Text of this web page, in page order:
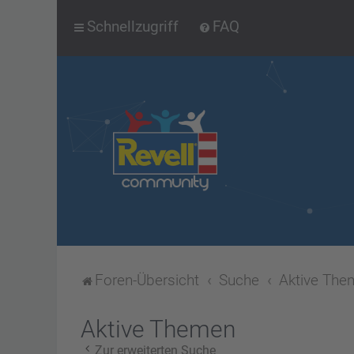
Schnellzugriff FAQ
Foren-Übersicht Suche Aktive
Aktive Themen
Zur erweiterten Suche